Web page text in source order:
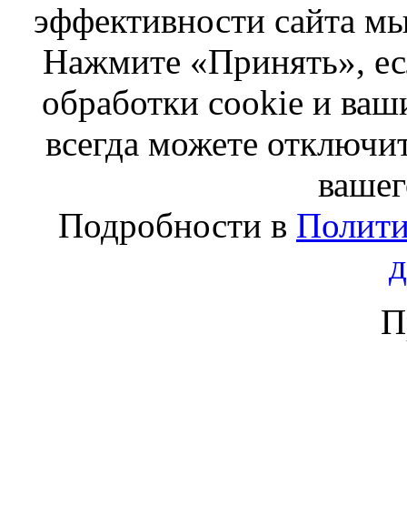
эффективности сайта
Нажмите «Принять»,
обработки cookie и
всегда можете
Подробности в